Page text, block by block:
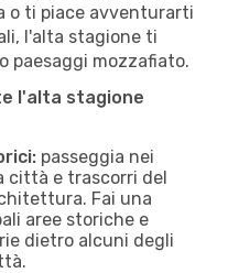
o ti piace avventurarti
l'alta stagione ti
paesaggi mozzafiato.
l'alta stagione
passeggia nei
città e trascorri del
Fai una
aree storiche e
dietro alcuni degli